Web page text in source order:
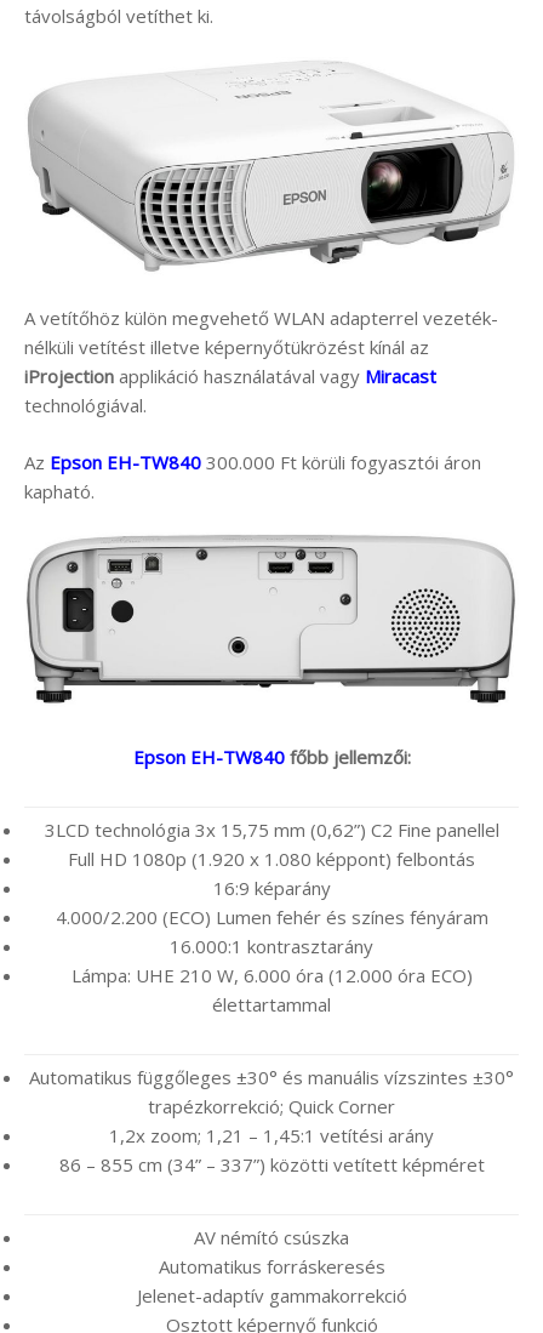
távolságból vetíthet ki.
A vetítőhöz külön megvehető WLAN adapterrel vezeték-
nélküli vetítést illetve képernyőtükrözést kínál az
iProjection applikáció használatával vagy Miracast
technológiával.
Az Epson EH-TW840 300.000 Ft körüli fogyasztói áron
kapható.
Epson EH-TW840főbb jellemzői:
3LCD technológia 3x 15,75 mm (0,62”) C2 Fine panellel
Full HD 1080p (1.920 x 1.080 képpont) felbontás
16:9 képarány
4.000/2.200 (ECO) Lumen fehér és színes fényáram
16.000:1 kontrasztarány
Lámpa: UHE 210 W, 6.000 óra (12.000 óra ECO)
élettartammal
Automatikus függőleges ±30° és manuális vízszintes ±30°
trapézkorrekció; Quick Corner
1,2x zoom; 1,21 – 1,45:1 vetítési arány
86 – 855 cm (34” – 337”) közötti vetített képméret
AV némító csúszka
Automatikus forráskeresés
Jelenet-adaptív gammakorrekció
Osztott képernyő funkció